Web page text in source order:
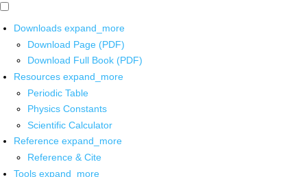
Downloads expand_more
Download Page (PDF)
Download Full Book (PDF)
Resources expand_more
Periodic Table
Physics Constants
Scientific Calculator
Reference expand_more
Reference & Cite
Tools expand_more